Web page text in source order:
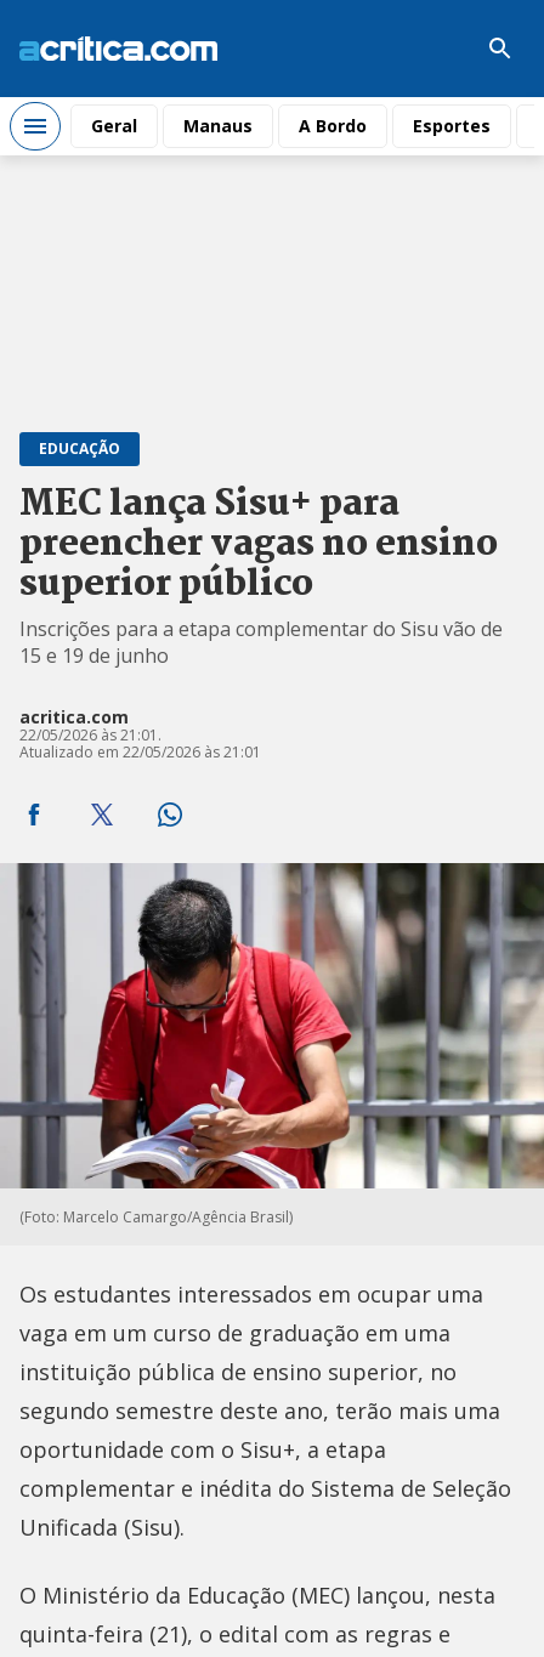
Geral Manaus A Bordo Esportes
EDUCAÇÃO
MEC lança Sisu+ para
preencher vagas no ensino
superior público
Inscrições para a etapa complementar do Sisu vão de
15 e 19 de junho
acritica.com
22/05/2026 às 21:01.
Atualizado em 22/05/2026 às 21:01
(Foto: Marcelo Camargo/Agência Brasil)
Os estudantes interessados em ocupar uma
vaga em um curso de graduação em uma
instituição pública de ensino superior, no
segundo semestre deste ano, terão mais uma
oportunidade com o Sisu+, a etapa
complementar e inédita do Sistema de Seleção
Unificada (Sisu).
O Ministério da Educação (MEC) lançou, nesta
quinta-feira (21), o edital com as regras e